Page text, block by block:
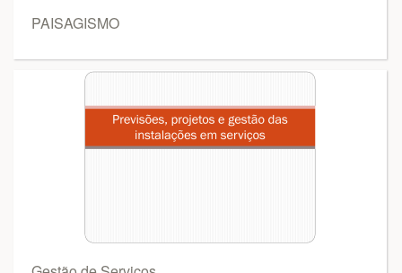
PAISAGISMO